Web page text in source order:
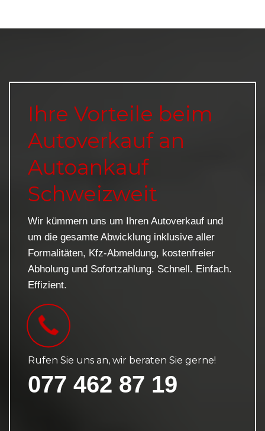
Ihre Vorteile beim
Autoverkauf an
Autoankauf
Schweizweit
Wir kümmern uns um Ihren Autoverkauf und
um die gesamte Abwicklung inklusive aller
Formalitäten, Kfz-Abmeldung, kostenfreier
Abholung und Sofortzahlung. Schnell. Einfach.
Effizient.
Rufen Sie uns an, wir beraten Sie gerne!
077 462 87 19